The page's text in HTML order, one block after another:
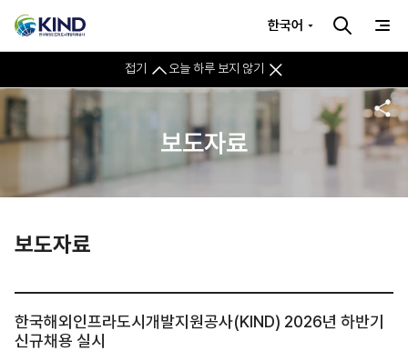
접기 오늘 하루 보지 않기
한국어
보도자료
보도자료
한국해외인프라도시개발지원공사(KIND) 2026년 하반기
신규채용 실시